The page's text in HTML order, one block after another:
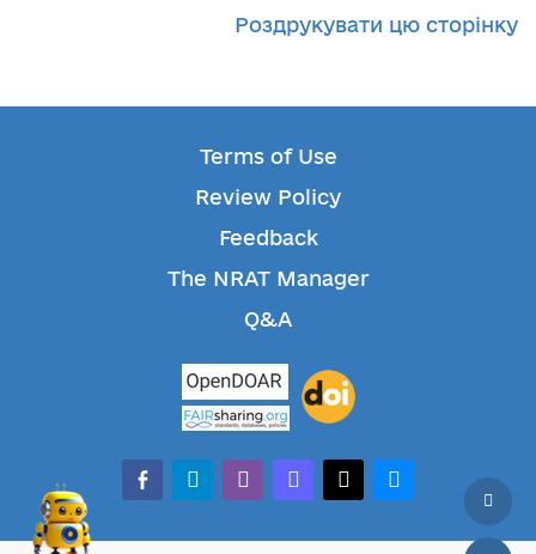
Роздрукувати цю сторінку
Terms of Use
Review Policy
Feedback
The NRAT Manager
Q&A
facebook-alt
telegramwhatsappmastodonthreadsbluesky